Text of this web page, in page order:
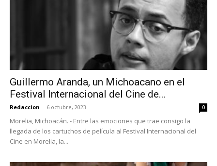
Guillermo Aranda, un Michoacano en el
Festival Internacional del Cine de...
Redaccion - 6 octubre, 2023 0
Morelia, Michoacán. - Entre las emociones que trae consigo la
llegada de los cartuchos de película al Festival Internacional del
Cine en Morelia, la...